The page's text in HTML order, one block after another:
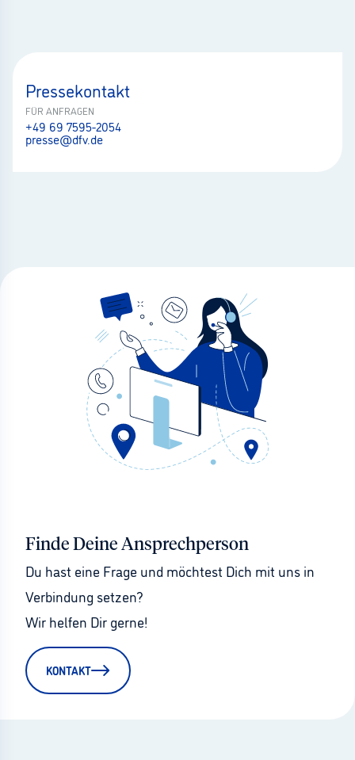
Pressekontakt
FÜR ANFRAGEN
+49 69 7595-2054
presse@dfv.de
Finde Deine Ansprechperson
Du hast eine Frage und möchtest Dich mit uns in
Verbindung setzen?
Wir helfen Dir gerne!
KONTAKT